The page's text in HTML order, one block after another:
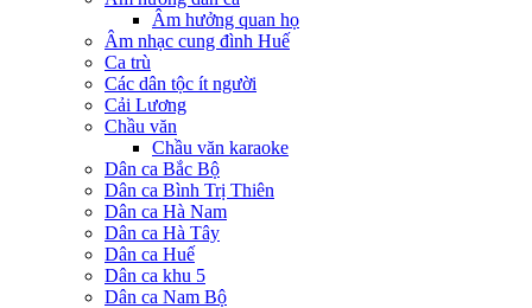
Âm hưởng quan họ
Âm nhạc cung đình Huế
Ca trù
Các dân tộc ít người
Cải Lương
Chầu văn
Chầu văn karaoke
Dân ca Bắc Bộ
Dân ca Bình Trị Thiên
Dân ca Hà Nam
Dân ca Hà Tây
Dân ca Huế
Dân ca khu 5
Dân ca Nam Bộ